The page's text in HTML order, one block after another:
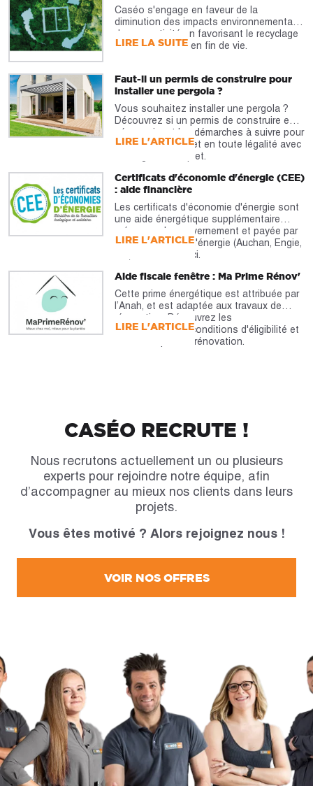
Caséo s'engage en faveur de la
diminution des impacts environnementaux
de son activité en favorisant le recyclage
des menuiseries en fin de vie.
LIRE LA SUITE
Faut-il un permis de construire pour
installer une pergola ?
Vous souhaitez installer une pergola ?
Découvrez si un permis de construire est
nécessaire et les démarches à suivre pour
réaliser votre projet en toute légalité avec
notre guide complet.
LIRE L'ARTICLE
Certificats d'économie d'énergie (CEE)
: aide financière
Les certificats d'économie d'énergie sont
une aide énergétique supplémentaire
prévue par le gouvernement et payée par
les fournisseurs d'énergie (Auchan, Engie,
etc). À découvrir ici.
LIRE L'ARTICLE
Aide fiscale fenêtre : Ma Prime Rénov'
Cette prime énergétique est attribuée par
l’Anah, et est adaptée aux travaux de
rénovation. Découvrez les
caractéristiques, conditions d'éligibilité et
montants pour la rénovation.
LIRE L'ARTICLE
CASÉO RECRUTE !
Nous recrutons actuellement un ou plusieurs
experts pour rejoindre notre équipe, afin
d’accompagner au mieux nos clients dans leurs
projets.
Vous êtes motivé ? Alors rejoignez nous !
VOIR NOS OFFRES